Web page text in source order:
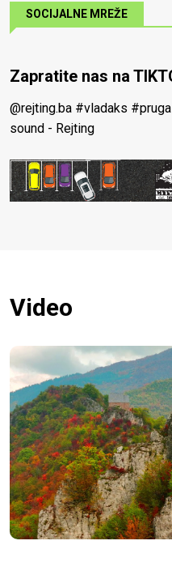
SOCIJALNE MREŽE
Zapratite nas na
@rejting.ba #vladaks #pruga
sound - Rejting
Video